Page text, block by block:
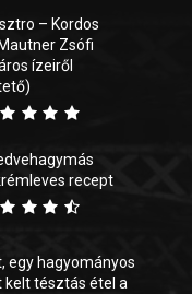
– Kordos
Zsófi
ízeiről
recept
egy hagyományos
tésztás étel a